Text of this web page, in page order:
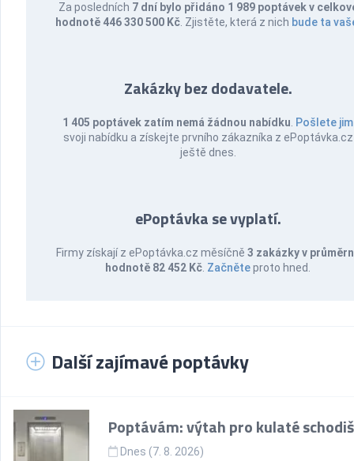
Za posledních 7 dní bylo přidáno 1 989 poptávek v
hodnotě 446 330 500 Kč . Zjistěte, která z nich bude ta
Zakázky bez dodavatele.
1 405 poptávek zatím nemá žádnou nabídku Pošlete jim
svoji nabídku a získejte prvního zákazníka z ePoptávka.cz
ještě dnes.
ePoptávka se vyplatí.
Firmy získají z ePoptávka.cz měsíčně 3 zakázky v
hodnotě 82 452 Kč Začněteproto hned.
Další zajímavé poptávky
Poptávám: výtah pro kulaté
Dnes (7. 8. 2026)